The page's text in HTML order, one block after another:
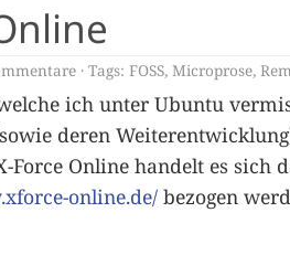
Tags: FOSS, Microprose,
ich unter Ubuntu
deren
Force Online handelt es sich
online.de/ bezogen